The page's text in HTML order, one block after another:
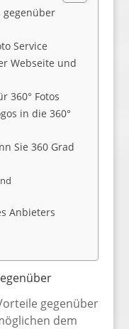
gegenüber
Service
Webseite und
360° Fotos
in die 360°
Sie 360 Grad
Anbieters
gegenüber
dem